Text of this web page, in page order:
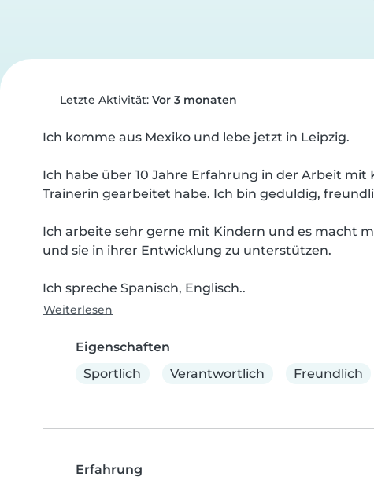
Letzte Aktivität: Vor 3 monaten
Ich komme aus Mexiko und lebe jetzt in Leipzig.
Ich habe über 10 Jahre Erfahrung in der Arbeit
Trainerin gearbeitet habe. Ich bin geduldig,
Ich arbeite sehr gerne mit Kindern und es macht
und sie in ihrer Entwicklung zu unterstützen.
Ich spreche Spanisch, Englisch..
Weiterlesen
Eigenschaften
Sportlich
Verantwortlich Freundlich
Erfahrung